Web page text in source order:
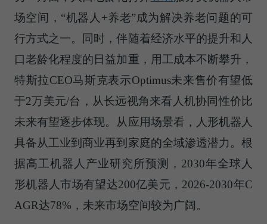
场空间，“机器人+养老”成为解决养老问题的可
行方式之一。同时，伴随着经济水平的提升和人
口老龄化程度的日益加重，用工成本不断攀升，
特斯拉CEO马斯克表示Optimus未来售价有望低
于2万美元/台，从长远视角来看人机协同性价比
未来有望逐步体现。从应用场景看，人形机器人
具备从工业到商业再到家庭的全域渗透潜力。根
据高工机器人产业研究所预测，2030年全球人
形机器人市场有望达200亿美元，2026-2030年C
AGR达78%，未来市场空间较为广阔。